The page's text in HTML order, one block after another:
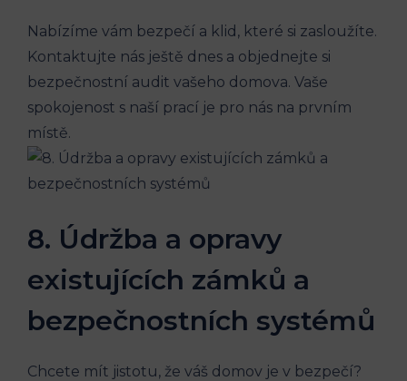
Nabízíme vám bezpečí a klid, které si zasloužíte.
Kontaktujte nás ještě dnes a objednejte si
bezpečnostní audit vašeho domova. Vaše
spokojenost s naší prací je pro nás na prvním
místě.
8. Údržba a opravy
existujících zámků a
bezpečnostních systémů
Chcete mít jistotu, že váš domov je v bezpečí?